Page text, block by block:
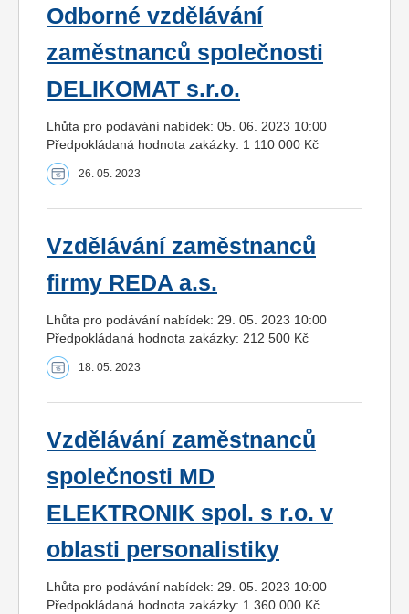
Odborné vzdělávání
zaměstnanců společnosti
DELIKOMAT s.r.o.
Lhůta pro podávání nabídek: 05. 06. 2023 10:00
Předpokládaná hodnota zakázky: 1 110 000 Kč
26. 05. 2023
Vzdělávání zaměstnanců
firmy REDA a.s.
Lhůta pro podávání nabídek: 29. 05. 2023 10:00
Předpokládaná hodnota zakázky: 212 500 Kč
18. 05. 2023
Vzdělávání zaměstnanců
společnosti MD
ELEKTRONIK spol. s r.o. v
oblasti personalistiky
Lhůta pro podávání nabídek: 29. 05. 2023 10:00
Předpokládaná hodnota zakázky: 1 360 000 Kč